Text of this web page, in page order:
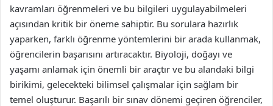
kavramları öğrenmeleri ve bu bilgileri uygulayabilmeleri
açısından kritik bir öneme sahiptir. Bu sorulara hazırlık
yaparken, farklı öğrenme yöntemlerini bir arada kullanmak,
öğrencilerin başarısını artıracaktır. Biyoloji, doğayı ve
yaşamı anlamak için önemli bir araçtır ve bu alandaki bilgi
birikimi, gelecekteki bilimsel çalışmalar için sağlam bir
temel oluşturur. Başarılı bir sınav dönemi geçiren öğrenciler,